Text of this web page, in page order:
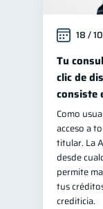
Salud
18 /
Tu
clic de
consiste
Como
acceso a
titular. La
desde
permite
tus
crediticia.